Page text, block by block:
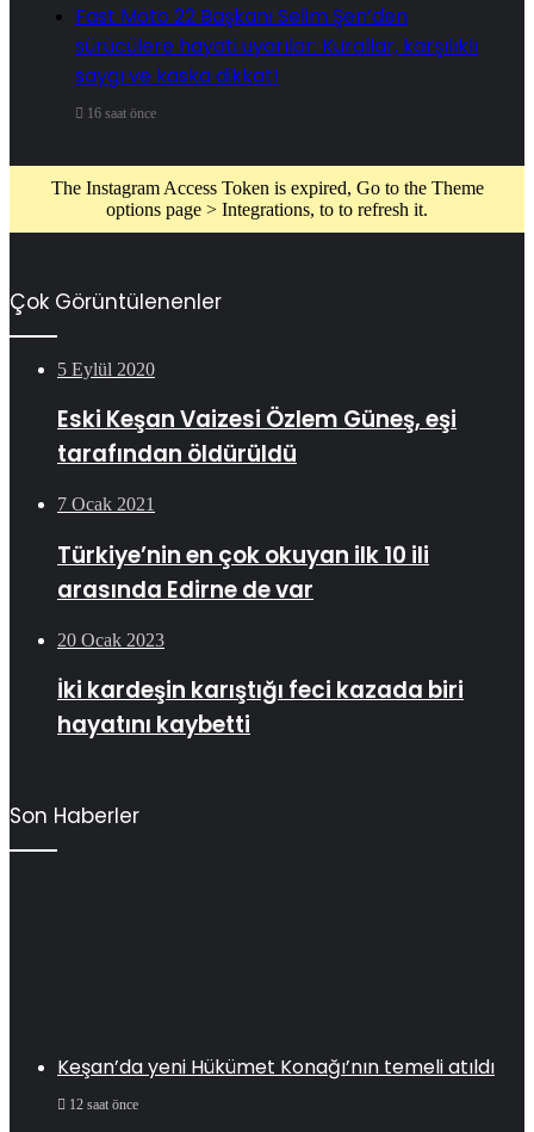
Fast Moto 22 Başkanı Selim Şen’den
sürücülere hayati uyarılar: Kurallar, karşılıklı
saygı ve kaska dikkat!
16 saat önce
The Instagram Access Token is expired, Go to the Theme
options page > Integrations, to to refresh it.
Çok Görüntülenenler
5 Eylül 2020
Eski Keşan Vaizesi Özlem Güneş, eşi
tarafından öldürüldü
7 Ocak 2021
Türkiye’nin en çok okuyan ilk 10 ili
arasında Edirne de var
20 Ocak 2023
İki kardeşin karıştığı feci kazada biri
hayatını kaybetti
Son Haberler
Keşan’da yeni Hükümet Konağı’nın temeli atıldı
12 saat önce